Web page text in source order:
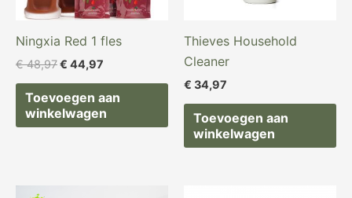
Ningxia Red 1 fles
€48,97€ 44,97
Toevoegen aan
winkelwagen
Thieves Household
Cleaner
€ 34,97
Toevoegen aan
winkelwagen